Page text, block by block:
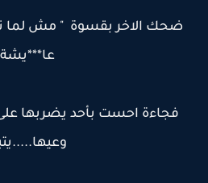
ضحك الاخر بقسوة " مش لما
عا***يشة
فجاءة احست بأحد يضربها على
وعيها.....يتبع